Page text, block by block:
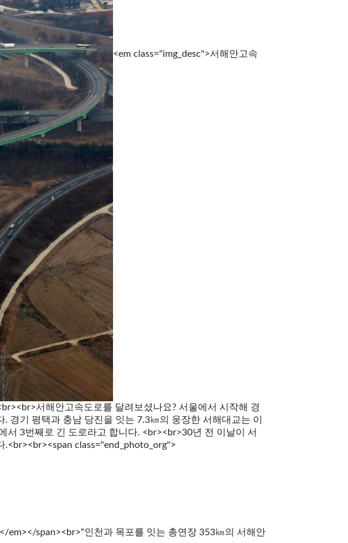
<em class="img_desc">서해안고속
서해안고속도로를 달려보셨나요? 서울에서 시작해 경
경기 평택과 충남 당진을 잇는 7.3㎞의 웅장한 서해대교는 이
3번째로 긴 도로라고 합니다. <br><br>30년 전 이날이 서
class="end_photo_org">
em></span><br>“인천과 목포를 잇는 총연장 353㎞의 서해안